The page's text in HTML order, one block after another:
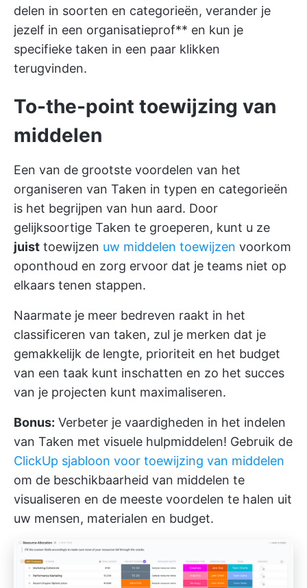
delen in soorten en categorieën, verander je
jezelf in een organisatieprof** en kun je
specifieke taken in een paar klikken
terugvinden.
To-the-point toewijzing van
middelen
Een van de grootste voordelen van het
organiseren van Taken in typen en categorieën
is het begrijpen van hun aard. Door
gelijksoortige Taken te groeperen, kunt u ze
juist toewijzen uw middelen toewijzen voorkom
oponthoud en zorg ervoor dat je teams niet op
elkaars tenen stappen.
Naarmate je meer bedreven raakt in het
classificeren van taken, zul je merken dat je
gemakkelijk de lengte, prioriteit en het budget
van een taak kunt inschatten en zo het succes
van je projecten kunt maximaliseren.
Bonus: Verbeter je vaardigheden in het indelen
van Taken met visuele hulpmiddelen! Gebruik de
ClickUp sjabloon voor toewijzing van middelen
om de beschikbaarheid van middelen te
visualiseren en de meeste voordelen te halen uit
uw mensen, materialen en budget.